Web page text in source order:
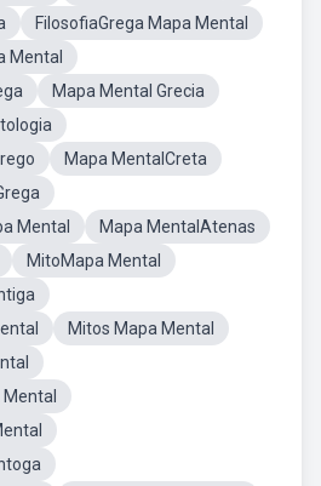
FilosofiaGrega Mapa Mental
Mental
Mapa Mental Grecia
Mapa MentalCreta
Mental
Mapa MentalAtenas
MitoMapa Mental
Mitos Mapa Mental